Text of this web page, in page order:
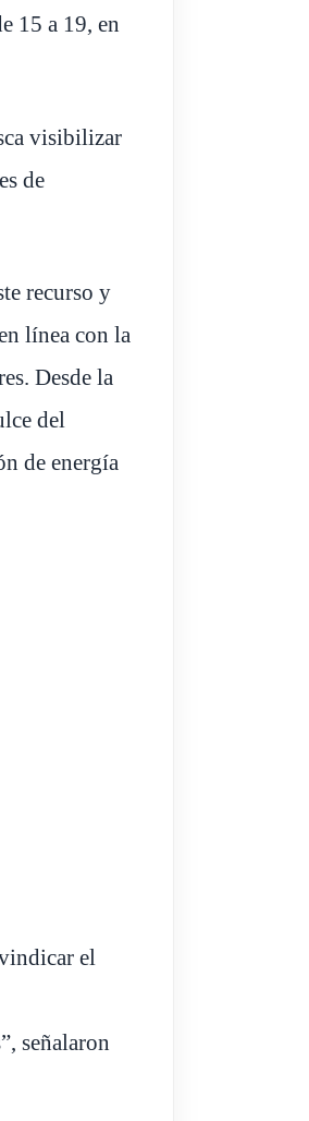
15 a 19, en
visibilizar
de
recurso y
línea con la
Desde la
del
de energía
el
señalaron